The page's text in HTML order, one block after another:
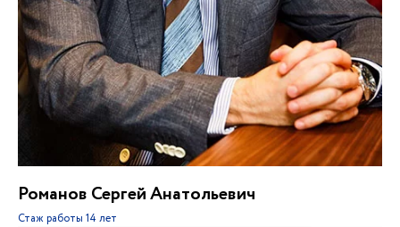
Романов Сергей Анатольевич
Стаж работы 14 лет